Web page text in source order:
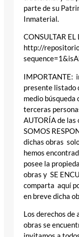
parte de su
Inmaterial.
CONSULTAR
http://
IMPORTANTE:
presente listado
medio
terceras
AUTORÍA de las
SOMOS
dichas obras
hemos
posee la
obras y SE
comparta aquí
en breve dicha
Los derechos de
obras se